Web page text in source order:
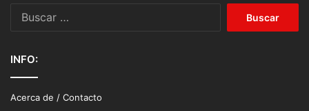
INFO:
Acerca de / Contacto